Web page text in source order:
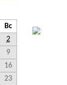
Вс
2
9
16
23